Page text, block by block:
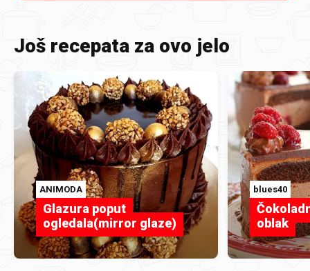
Još recepata za ovo jelo
ANIMODA
Glazura poput
ogledala(mirror glaze)
blues40
oblak